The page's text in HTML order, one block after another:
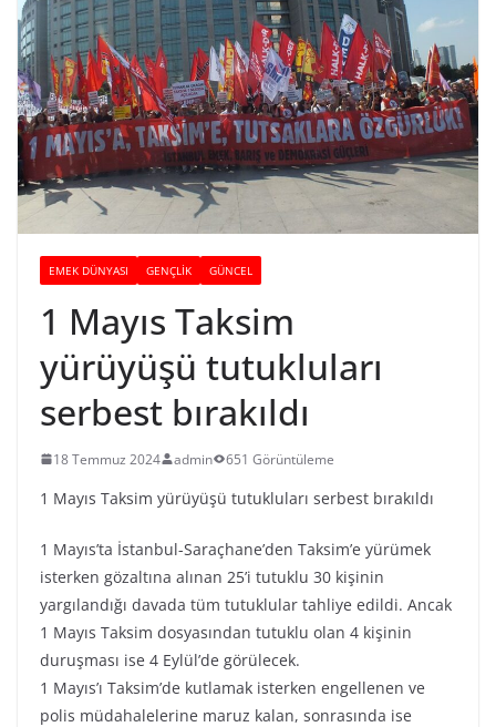
EMEK DÜNYASI GENÇLİK GÜNCEL
1 Mayıs Taksim
yürüyüşü tutukluları
serbest bırakıldı
18 Temmuz 2024 admin 651 Görüntüleme
1 Mayıs Taksim yürüyüşü tutukluları serbest bırakıldı
1 Mayıs’ta İstanbul-Saraçhane’den Taksim’e yürümek
isterken gözaltına alınan 25’i tutuklu 30 kişinin
yargılandığı davada tüm tutuklular tahliye edildi. Ancak
1 Mayıs Taksim dosyasından tutuklu olan 4 kişinin
duruşması ise 4 Eylül’de görülecek.
1 Mayıs’ı Taksim’de kutlamak isterken engellenen ve
polis müdahalelerine maruz kalan, sonrasında ise